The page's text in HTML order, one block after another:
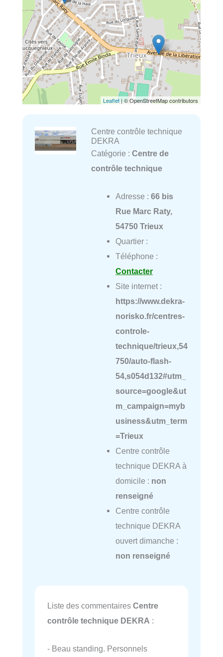
Leaflet| © OpenStreetMap contributors
Centre contrôle technique
DEKRA
Catégorie : Centre de
contrôle technique
Adresse : 66 bis
Rue Marc Raty,
54750 Trieux
Quartier :
Téléphone :
Contacter
Site internet :
https://www.dekra-
norisko.fr/centres-
controle-
technique/trieux,54
750/auto-flash-
54,s054d132#utm_
source=google&ut
m_campaign=myb
usiness&utm_term
=Trieux
Centre contrôle
technique DEKRA à
domicile : non
renseigné
Centre contrôle
technique DEKRA
ouvert dimanche :
non renseigné
Liste des commentaires Centre
contrôle technique DEKRA :
- Beau standing. Personnels